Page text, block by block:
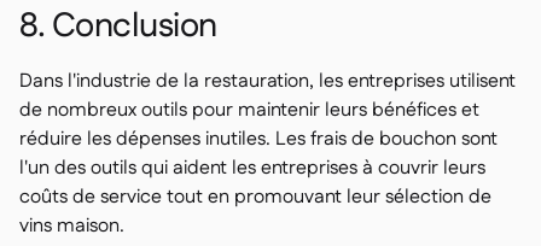
8. Conclusion
Dans l'industrie de la restauration, les entreprises utilisent
de nombreux outils pour maintenir leurs bénéfices et
réduire les dépenses inutiles. Les frais de bouchon sont
l'un des outils qui aident les entreprises à couvrir leurs
coûts de service tout en promouvant leur sélection de
vins maison.